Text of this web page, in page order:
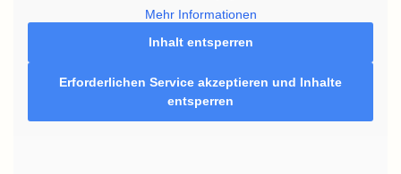
Mehr Informationen
Inhalt entsperren
Erforderlichen Service akzeptieren und Inhalte
entsperren